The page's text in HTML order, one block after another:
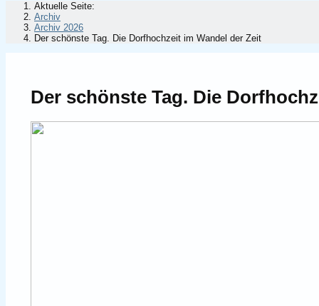
Aktuelle Seite:
Archiv
Archiv 2026
Der schönste Tag. Die Dorfhochzeit im Wandel der Zeit
Der schönste Tag. Die